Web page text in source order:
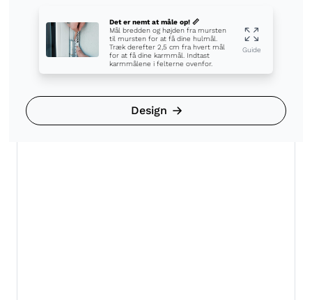
Det er nemt at måle op! 📏
Mål bredden og højden fra mursten
til mursten for at få dine hulmål.
Træk derefter 2,5 cm fra hvert mål
for at få dine karmmål. Indtast
karmmålene i felterne ovenfor.
Guide
Design